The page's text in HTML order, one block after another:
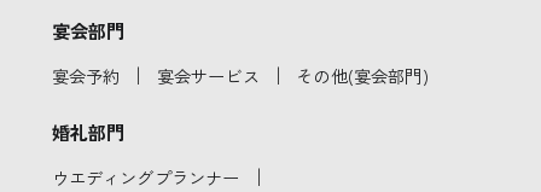
宴会部門
宴会予約 ｜ 宴会サービス ｜ その他(宴会部門)
婚礼部門
ウエディングプランナー ｜